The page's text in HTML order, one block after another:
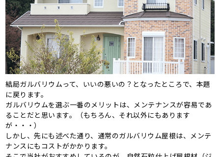
結局ガルバリウムって、いいの悪いの？となったところで、本題
に戻ります。
ガルバリウムを選ぶ一番のメリットは、メンテナンスが容易であ
ることだと思います。（もちろん、それ以外にもあります
が・・・）
しかし、先にも述べた通り、通常のガルバリウム屋根は、メンテ
ナンスにもコストがかかります。